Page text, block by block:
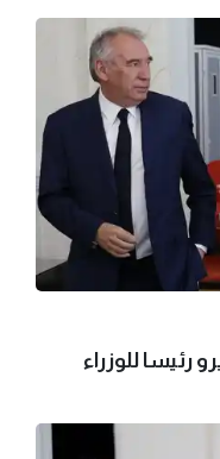
رئيسا للوزراء